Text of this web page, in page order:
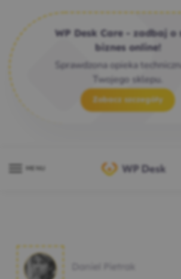
WP Desk Care - zadbaj o
biznes online!
Sprawdzona opieka
Twojego sklepu.
Zobacz szczegóły